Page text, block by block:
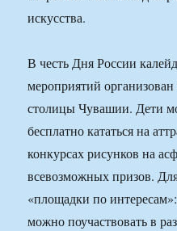
искусства.
В честь Дня России
мероприятий
столицы Чувашии. Дети
бесплатно кататься на
конкурсах рисунков на
всевозможных призов.
«площадки по
можно поучаствовать в